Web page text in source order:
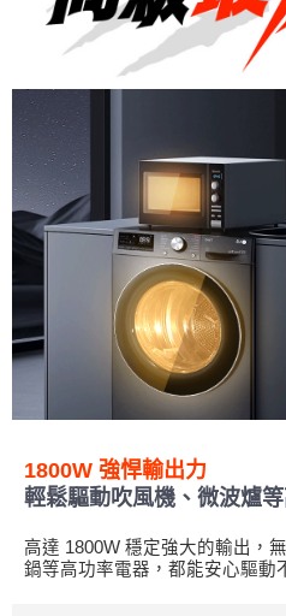
1800W 強悍輸出力
輕鬆驅動吹風機、微波爐
高達 1800W 穩定強大的輸出，
鍋等高功率電器，都能安心驅動